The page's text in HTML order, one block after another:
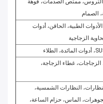
التروس، ممتص الصدمات، فوهة
الصمام
الطبية، الحاقن، أدوات
الزجاجية
الزجاجات، غطاء الزجاجة،
النظارات الشمسية،
الماس، حزام الساعة،